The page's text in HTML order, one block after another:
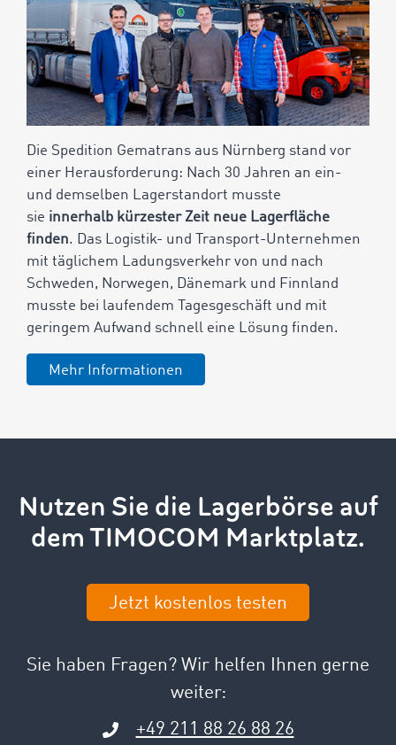
Die Spedition Gematrans aus Nürnberg stand vor
einer Herausforderung: Nach 30 Jahren an ein-
und demselben Lagerstandort musste
sie innerhalb kürzester Zeit neue Lagerfläche
finden. Das Logistik- und Transport-Unternehmen
mit täglichem Ladungsverkehr von und nach
Schweden, Norwegen, Dänemark und Finnland
musste bei laufendem Tagesgeschäft und mit
geringem Aufwand schnell eine Lösung finden.
Mehr Informationen
Nutzen Sie die Lagerbörse auf
dem TIMOCOM Marktplatz.
Jetzt kostenlos testen
Sie haben Fragen? Wir helfen Ihnen gerne
weiter:
+49 211 88 26 88 26